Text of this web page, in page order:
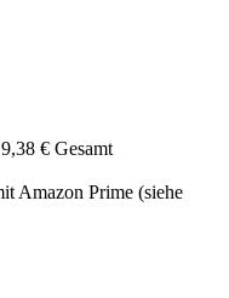
9,38 € Gesamt
Amazon Prime (siehe